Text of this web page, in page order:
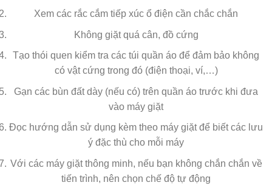
Xem các rắc cắm tiếp xúc ổ điện cần chắc chắn
Không giặt quá cân, đồ cứng
Tạo thói quen kiểm tra các túi quần áo để đảm bảo không
có vật cứng trong đó (điện thoại, ví,…)
Gạn các bùn đất dày (nếu có) trên quần áo trước khi đưa
vào máy giặt
Đọc hướng dẫn sử dụng kèm theo máy giặt để biết các lưu
ý đặc thù cho mỗi máy
Với các máy giặt thông minh, nếu bạn không chắn chắn về
tiến trình, nên chọn chế độ tự động